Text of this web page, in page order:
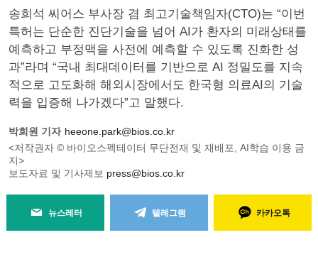
송희석 씨어스 부사장 겸 최고기술책임자(CTO)는 “이번
특허는 단순한 진단기술을 넘어 AI가 환자의 미래상태를
예측하고 부정맥을 사전에 예측할 수 있도록 진화한 성
과”라며 “국내 최대데이터를 기반으로 AI 정밀도를 지속
적으로 고도화해 해외시장에서도 한국형 의료AI의 기술
력을 입증해 나가겠다”고 말했다.
박희원 기자 heeone.park@bios.co.kr
<저작권자 © 바이오스펙테이터 무단전재 및 재배포, AI학습 이용 금
지>
보도자료 및 기사제보 press@bios.co.kr
뉴스레터 텔레그램 카카오톡